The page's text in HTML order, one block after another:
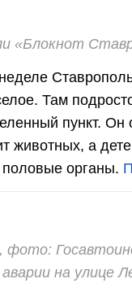
«Блокнот
Там
пункт. Он
животных, а
половые органы.
фото:
на улице